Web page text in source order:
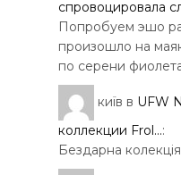
спровоцировала
Попробуем эшо
произошло на
по серени
київ в UFW
коллекции Frol...:
Бездарна